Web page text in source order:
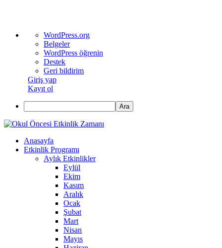
WordPress
hakkında
WordPress.org
Belgeler
WordPress öğrenin
Destek
Geri bildirim
Giriş yap
Kayıt ol
Ara
Anasayfa
Etkinlik Programı
Aylık Etkinlikler
Eylül
Ekim
Kasım
Aralık
Ocak
Şubat
Mart
Nisan
Mayıs